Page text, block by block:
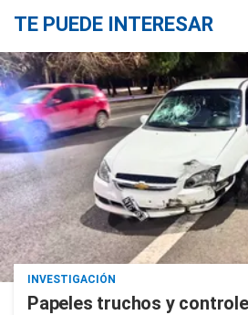
TE PUEDE INTERESAR
INVESTIGACIÓN
Papeles truchos y